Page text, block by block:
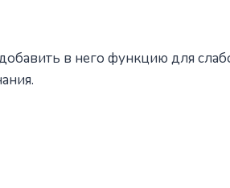
в него функцию для